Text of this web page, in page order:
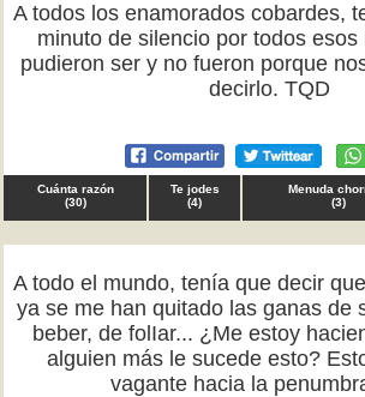
A todos los enamorados cobardes,
minuto de silencio por todos
pudieron ser y no fueron porque
decirlo. TQD
Cuánta razón
(30)
Te jodes
(4)
Menuda
(3)
A todo el mundo, tenía que decir
ya se me han quitado las ganas de
beber, de folIar... ¿Me estoy
alguien más le sucede esto?
vagante hacia la